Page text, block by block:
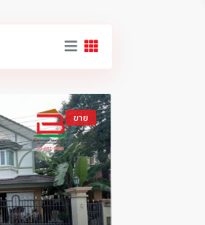
ขาย